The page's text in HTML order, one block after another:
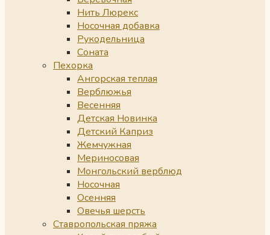
Нить Люрекс
Носочная добавка
Рукодельница
Соната
Пехорка
Ангорская теплая
Верблюжья
Весенняя
Детская Новинка
Детский Каприз
Жемчужная
Мериносовая
Монгольский верблюд
Носочная
Осенняя
Овечья шерсть
Ставропольская пряжа